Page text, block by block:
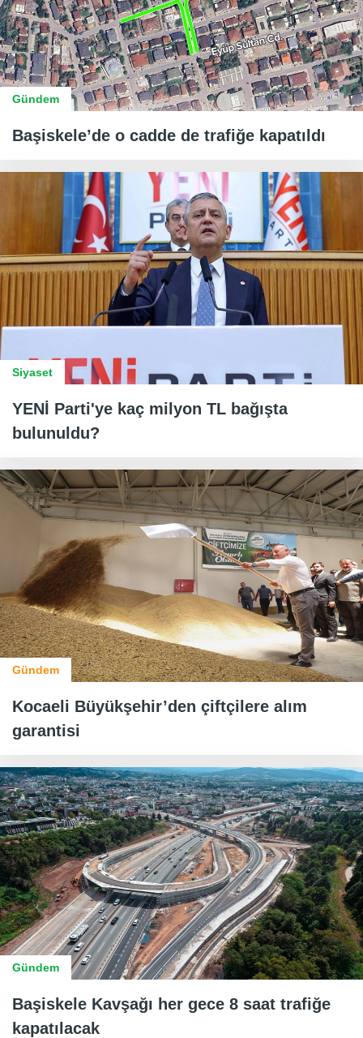
Gündem
Başiskele’de o cadde de trafiğe kapatıldı
Siyaset
YENİ Parti'ye kaç milyon TL bağışta
bulunuldu?
Gündem
Kocaeli Büyükşehir’den çiftçilere alım
garantisi
Gündem
Başiskele Kavşağı her gece 8 saat trafiğe
kapatılacak